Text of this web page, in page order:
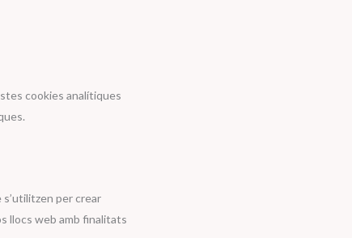
cookies analítiques
per crear
llocs web amb finalitats